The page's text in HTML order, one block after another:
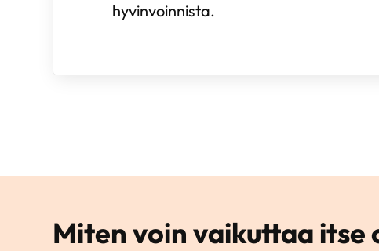
hyvinvoinnista.
Miten voin vaikuttaa itse